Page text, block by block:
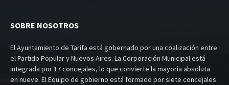
SOBRE NOSOTROS
El Ayuntamiento de Tarifa está gobernado por una coalización entre
el Partido Popular y Nuevos Aires. La Corporación Municipal está
integrada por 17 concejales, lo que convierte la mayoría absoluta
en nueve. El Equipo de gobierno está formado por siete concejales